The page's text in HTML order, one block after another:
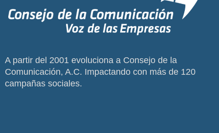
A partir del 2001 evoluciona a Consejo de la
Comunicación, A.C. Impactando con más de 120
campañas sociales.